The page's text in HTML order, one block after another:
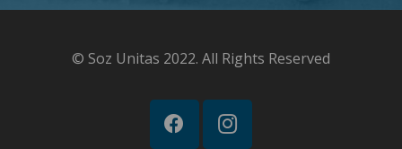
© Soz Unitas 2022. All Rights Reserved